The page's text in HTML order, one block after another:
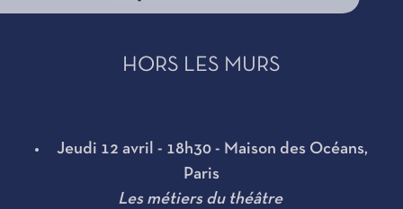
HORS LES MURS
Jeudi 12 avril - 18h30 - Maison des Océans,
Paris
Les métiers du théâtre